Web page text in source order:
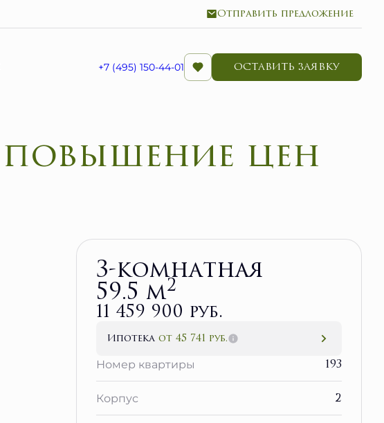
Отправить предложение
+7 (495) 150-44-01 ОСТАВИТЬ ЗАЯВКУ
3-комнатная
59.5 м2
11 459 900 руб.
Ипотека от 45 741 руб.
Номер квартиры
193
Корпус 2